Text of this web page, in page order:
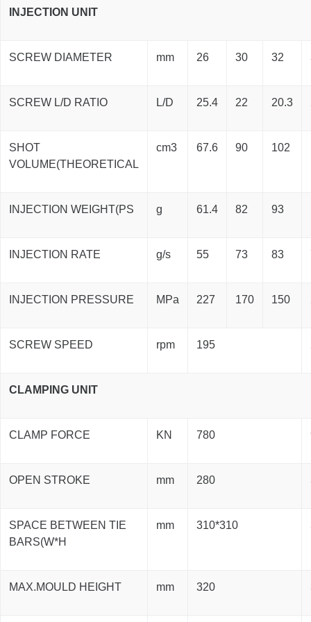
INJECTION UNIT
SCREW DIAMETER mm 26 30 32
SCREW L/D RATIO L/D 25.4 22 20.3
SHOT
VOLUME(THEORETICAL
cm3 67.6 90 102
INJECTION WEIGHT(PS g 61.4 82 93
INJECTION RATE g/s 55 73 83
INJECTION PRESSURE MPa 227 170 150
SCREW SPEED rpm 195
CLAMPING UNIT
CLAMP FORCE KN 780
OPEN STROKE mm 280
SPACE BETWEEN TIE
BARS(W*H
mm 310*310
MAX.MOULD HEIGHT mm 320